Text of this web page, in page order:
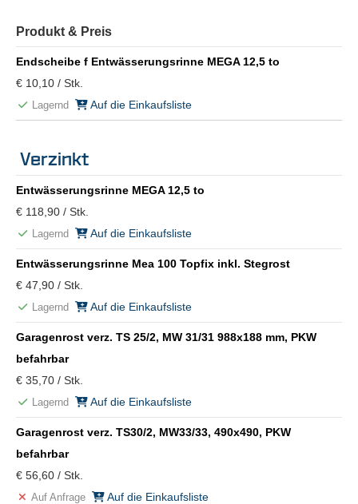
Produkt & Preis
Endscheibe f Entwässerungsrinne MEGA 12,5 to
€ 10,10 / Stk.
Lagernd Auf die Einkaufsliste
Verzinkt
Entwässerungsrinne MEGA 12,5 to
€ 118,90 / Stk.
Lagernd Auf die Einkaufsliste
Entwässerungsrinne Mea 100 Topfix inkl. Stegrost
€ 47,90 / Stk.
Lagernd Auf die Einkaufsliste
Garagenrost verz. TS 25/2, MW 31/31 988x188 mm, PKW
befahrbar
€ 35,70 / Stk.
Lagernd Auf die Einkaufsliste
Garagenrost verz. TS30/2, MW33/33, 490x490, PKW
befahrbar
€ 56,60 / Stk.
Auf Anfrage Auf die Einkaufsliste